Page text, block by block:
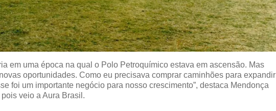
em uma época na qual o Polo Petroquímico estava em ascensão. Mas
oportunidades. Como eu precisava comprar caminhões para
foi um importante negócio para nosso crescimento”, destaca Mendonça
veio a Aura Brasil.